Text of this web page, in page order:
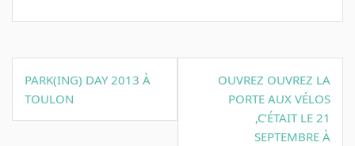
Navigation
de
l’article
PARK(ING) DAY 2013 À
TOULON
OUVREZ OUVREZ LA
PORTE AUX VÉLOS
,C’ÉTAIT LE 21
SEPTEMBRE À